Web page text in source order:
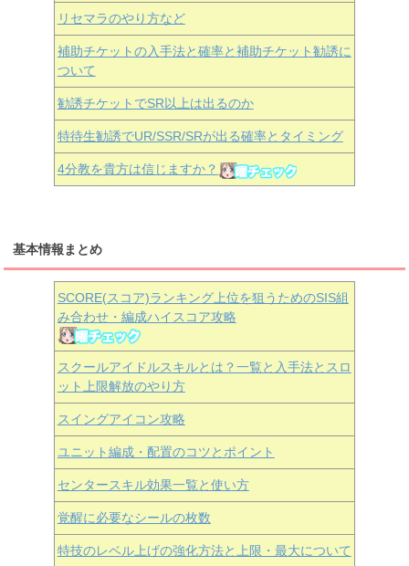
リセマラのやり方など
補助チケットの入手法と確率と補助チケット勧誘に
ついて
勧誘チケットでSR以上は出るのか
特待生勧誘でUR/SSR/SRが出る確率とタイミング
4分教を貴方は信じますか？
基本情報まとめ
SCORE(スコア)ランキング上位を狙うためのSIS組
み合わせ・編成ハイスコア攻略
スクールアイドルスキルとは？一覧と入手法とスロ
ット上限解放のやり方
スイングアイコン攻略
ユニット編成・配置のコツとポイント
センタースキル効果一覧と使い方
覚醒に必要なシールの枚数
特技のレベル上げの強化方法と上限・最大について